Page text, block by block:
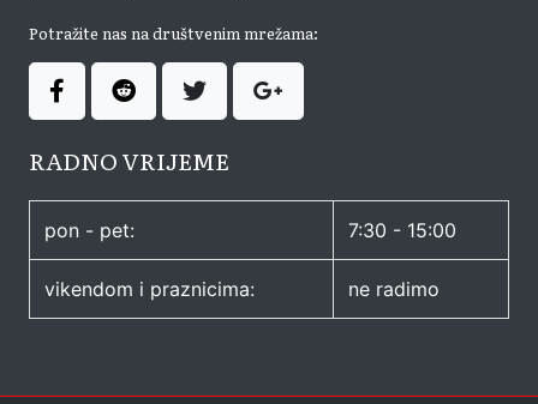
Potražite nas na društvenim mrežama:
RADNO VRIJEME
pon - pet: 7:30 - 15:00
vikendom i praznicima: ne radimo